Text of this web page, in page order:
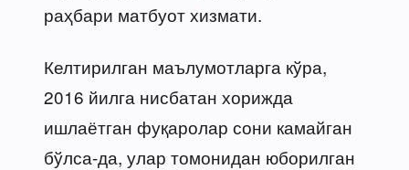
раҳбари матбуот хизмати.
Келтирилган маълумотларга кўра,
2016 йилга нисбатан хорижда
ишлаётган фуқаролар сони камайган
бўлса-да, улар томонидан юборилган